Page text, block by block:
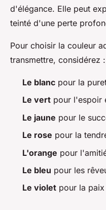
d'élégance. Elle peut
teinté d'une perte
Pour choisir la couleur
transmettre, considérez :
Le blanc pour la
Le vert pour l'espoir
Le jaune pour le
Le rose pour la
L'orange pour
Le bleu pour les
Le violet pour la